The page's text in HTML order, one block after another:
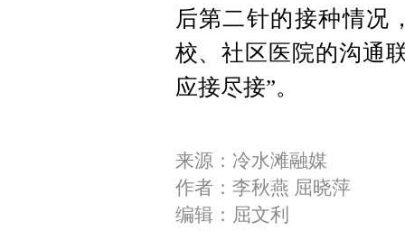
后第二针的接种情况
校、社区医院的沟通
应接尽接”。
来源：冷水滩融媒
作者：李秋燕 屈晓萍
编辑：屈文利